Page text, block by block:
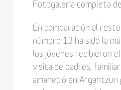
Fotogalería completa
En comparación al
número 13 ha sido la
los jóvenes recibieron
visita de padres,
amaneció en